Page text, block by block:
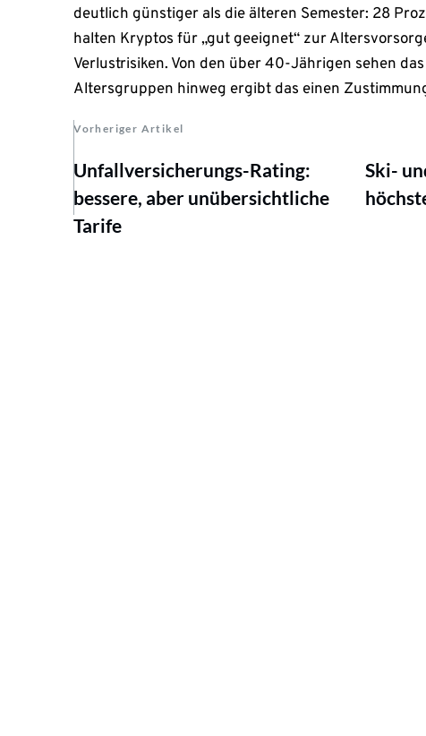
deutlich günstiger als die älteren Semester: 28
halten Kryptos für „gut geeignet“ zur
Verlustrisiken. Von den über 40-Jährigen sehen
Altersgruppen hinweg ergibt das einen
Vorheriger Artikel
Unfallversicherungs-Rating:
bessere, aber unübersichtliche
Tarife
Ski-